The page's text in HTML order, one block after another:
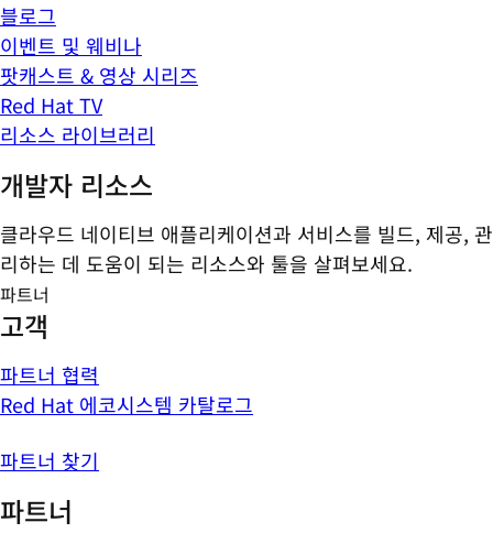
블로그
이벤트 및 웨비나
팟캐스트 & 영상 시리즈
Red Hat TV
리소스 라이브러리
개발자 리소스
클라우드 네이티브 애플리케이션과 서비스를 빌드, 제공, 관
리하는 데 도움이 되는 리소스와 툴을 살펴보세요.
파트너
고객
파트너 협력
Red Hat 에코시스템 카탈로그
파트너 찾기
파트너